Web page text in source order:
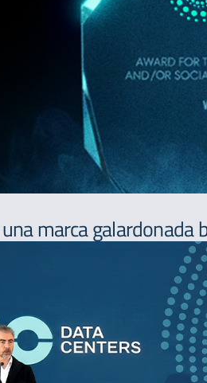
marca galardonada